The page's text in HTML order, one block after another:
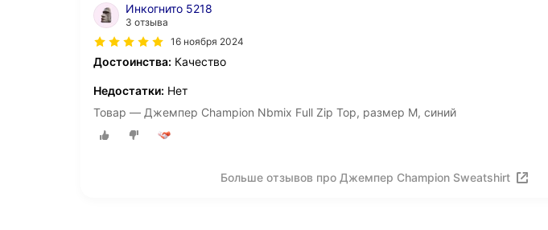
Инкогнито 5218
3 отзыва
16 ноября 2024
Достоинства: Качество
Недостатки: Нет
Товар — Джемпер Champion Nbmix Full Zip Top, размер M, синий
Больше отзывов про Джемпер Champion Sweatshirt